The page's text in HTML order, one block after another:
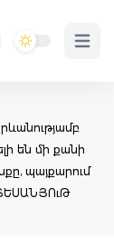
Open
են մի քանի
պայքարում